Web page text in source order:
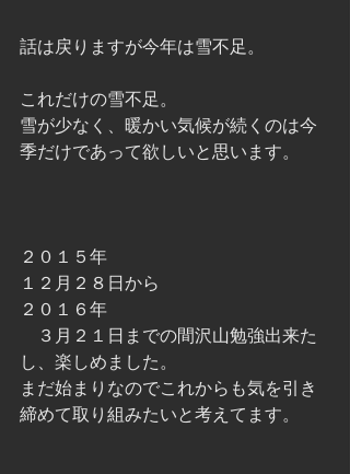
話は戻りますが今年は雪不足。
これだけの雪不足。
雪が少なく、暖かい気候が続くのは今
季だけであって欲しいと思います。
２０１５年
１２月２８日から
２０１６年
３月２１日までの間沢山勉強出来た
し、楽しめました。
まだ始まりなのでこれからも気を引き
締めて取り組みたいと考えてます。